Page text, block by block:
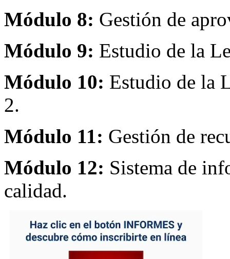
Módulo 8: Gestión de
Módulo 9: Estudio de la
Módulo 10: Estudio de la
2.
Módulo 11: Gestión de
Módulo 12: Sistema de
calidad.